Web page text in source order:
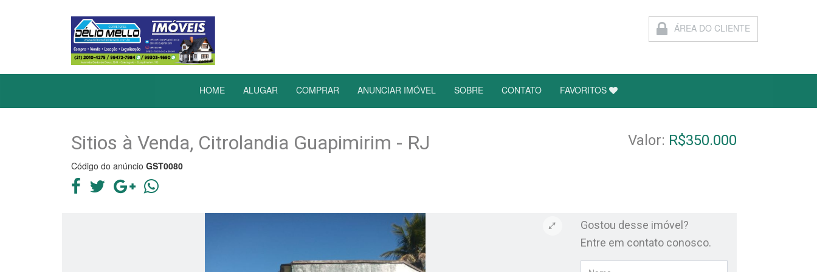
ÁREA DO CLIENTE
HOME ALUGAR COMPRAR ANUNCIAR IMÓVEL SOBRE CONTATO FAVORITOS
Sitios à Venda, Citrolandia Guapimirim - RJ
Código do anúncio GST0080
Valor: R$350.000
Gostou desse imóvel?
Entre em contato conosco.